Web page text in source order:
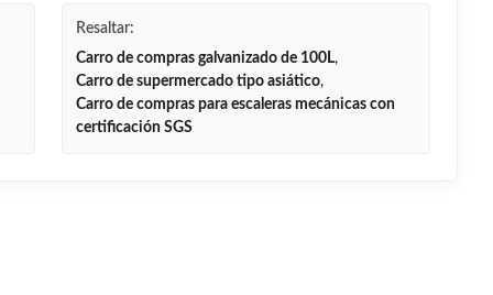
Resaltar:
Carro de compras galvanizado de 100L,
Carro de supermercado tipo asiático,
Carro de compras para escaleras mecánicas con
certificación SGS